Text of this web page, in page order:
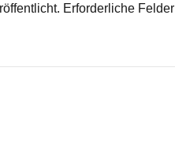
Erforderliche